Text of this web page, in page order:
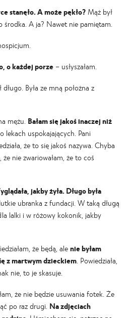
stanęło. A może pękło? Mąż był
środka. A ja? Nawet nie pamiętam.
o każdej porze – usłyszałam.
Była ze mną położna z
mężu. Bałam się jakoś inaczej niż
lekach uspokajających. Pani
że to się jakoś nazywa. Chyba
że nie zwariowałam, że to coś
jakby żyła. Długo była
ubranka z fundacji. W taką długą
lalki i w różowy kokonik, jakby
że będą, ale nie byłam
z martwym dzieckiem . Powiedziała,
nie, to je skasuje.
że nie będzie usuwania fotek. Że
po raz drugi. Na zdjęciach